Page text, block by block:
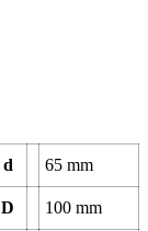
d 65 mm
D 100 mm